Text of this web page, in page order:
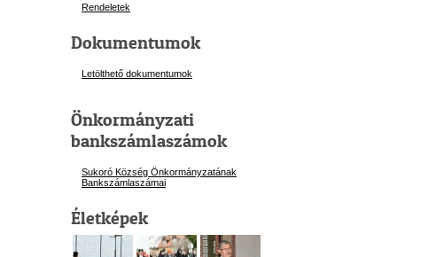
Rendeletek
Dokumentumok
Letölthető dokumentumok
Önkormányzati
bankszámlaszámok
Sukoró Község Önkormányzatának
Bankszámlaszámai
Életképek